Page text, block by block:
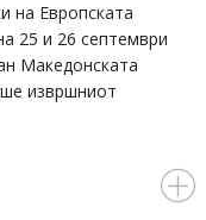
на Европската
25 и 26 септември
Македонската
извршниот